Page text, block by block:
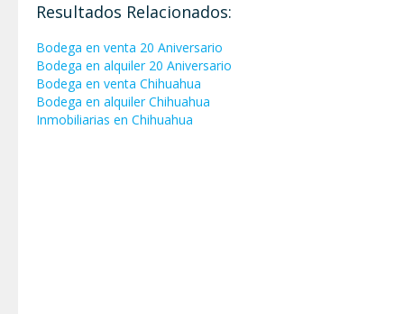
Resultados Relacionados:
Bodega en venta 20 Aniversario
Bodega en alquiler 20 Aniversario
Bodega en venta Chihuahua
Bodega en alquiler Chihuahua
Inmobiliarias en Chihuahua